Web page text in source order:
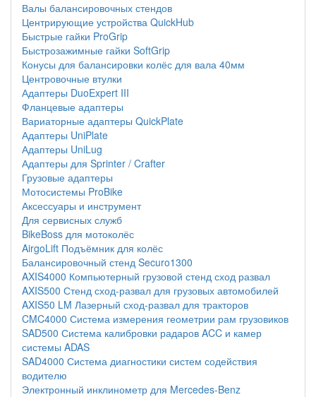
Валы балансировочных стендов
Центрирующие устройства QuickHub
Быстрые гайки ProGrip
Быстрозажимные гайки SoftGrip
Конусы для балансировки колёс для вала 40мм
Центровочные втулки
Адаптеры DuoExpert III
Фланцевые адаптеры
Вариаторные адаптеры QuickPlate
Адаптеры UniPlate
Адаптеры UniLug
Адаптеры для Sprinter / Crafter
Грузовые адаптеры
Мотосистемы ProBike
Аксессуары и инструмент
Для сервисных служб
BikeBoss для мотоколёс
AirgoLift Подъёмник для колёс
Балансировочный стенд Securo1300
AXIS4000 Компьютерный грузовой стенд сход развал
AXIS500 Стенд сход-развал для грузовых автомобилей
AXIS50 LM Лазерный сход-развал для тракторов
CMC4000 Система измерения геометрии рам грузовиков
SAD500 Система калибровки радаров ACC и камер
системы ADAS
SAD4000 Система диагностики систем содействия
водителю
Электронный инклинометр для Mercedes-Benz